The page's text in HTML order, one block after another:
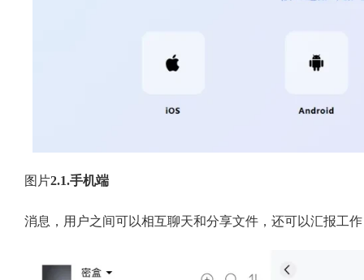
图片2.1.手机端
消息，用户之间可以相互聊天和分享文件，还可以汇报工